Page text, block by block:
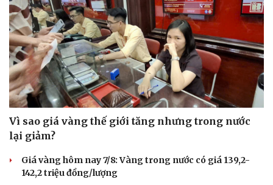
Vì sao giá vàng thế giới tăng nhưng trong nước
lại giảm?
Giá vàng hôm nay 7/8: Vàng trong nước có giá 139,2-
142,2 triệu đồng/lượng